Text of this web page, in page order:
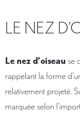
LE NEZ
Le nez d’oiseau se
rappelant la forme
relativement projeté.
marquée selon